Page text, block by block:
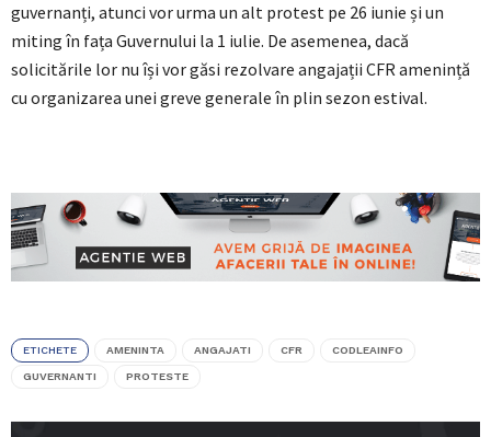
guvernanți, atunci vor urma un alt protest pe 26 iunie și un
miting în fața Guvernului la 1 iulie. De asemenea, dacă
solicitările lor nu își vor găsi rezolvare angajații CFR amenință
cu organizarea unei greve generale în plin sezon estival.
ETICHETE AMENINTA ANGAJATI CFR CODLEAINFO
GUVERNANTI PROTESTE